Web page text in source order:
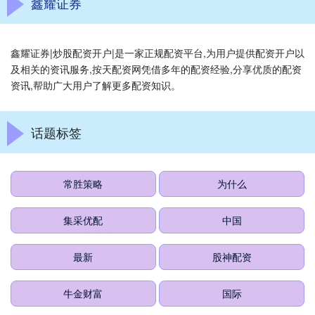
鑫耀证券|炒股配资开户|是一家正规配资平台,为用户提供配资开户以
及相关的资讯服务,按天配资网凭借多年的配资经验,分享优质的配资
资讯,帮助广大用户了解更多配资知识。
话题标签
常胜策略 为什么
集采优配 中国
最新 股神配资
牛金财富 国际